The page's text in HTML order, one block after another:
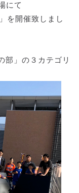
にて
を開催致しまし
部」の３カテゴリ